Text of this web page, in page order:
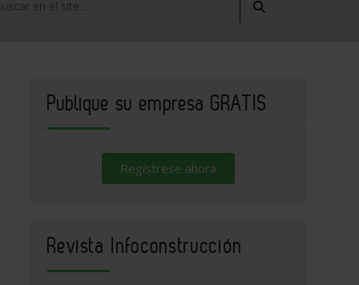
Publique su empresa GRATIS
Regístrese ahora
Revista Infoconstrucción